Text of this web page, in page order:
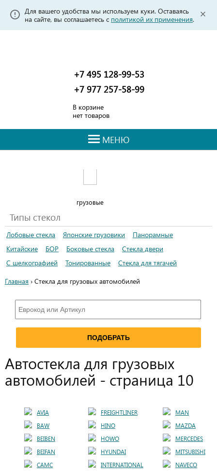
Для вашего удобства мы используем куки. Оставаясь
на сайте, вы соглашаетесь с политикой их применения.
+7 495 128-99-53
+7 977 257-58-99
В корзине
нет товаров
МЕНЮ
грузовые
Типы стекол
Лобовые стекла Японские грузовики
Панорамные
Китайские
БОР Боковые стекла
Стекла двери
С шелкографией
Тонированные
Стекла для тягачей
Главная › Стекла для грузовых автомобилей
Автостекла для грузовых
автомобилей - страница 10
AVIA
BAW
BEIBEN
BEIFAN
CAMC
FREIGHTLINER
HINO
HOWO
HYUNDAI
INTERNATIONAL
MAN
MAZDA
MERCEDES
MITSUBISHI
NAVECO